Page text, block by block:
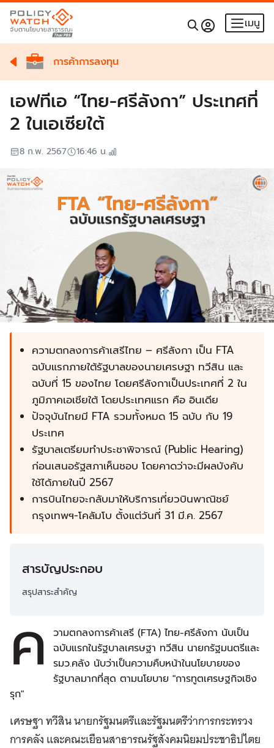
เมนู
การค้าการลงทุน
เอฟทีเอ “ไทย-ศรีลังกา” ประเทศที่
2 ในเอเซียใต้
8 ก.พ. 2567 16:46 น.
ความตกลงการค้าเสรีไทย – ศรีลังกา เป็น FTA
ฉบับแรกภายใต้รัฐบาลของนายเศรษฐา ทวีสิน และ
ฉบับที่ 15 ของไทย โดยศรีลังกาเป็นประเทศที่ 2 ใน
ภูมิภาคเอเชียใต้ โดยประเทศแรก คือ อินเดีย
ปัจจุบันไทยมี FTA รวมทั้งหมด 15 ฉบับ กับ 19
ประเทศ
รัฐบาลเตรียมทำประชาพิจารณ์ (Public Hearing)
ก่อนเสนอรัฐสภาเห็นชอบ โดยคาดว่าจะมีผลบังคับ
ใช้ได้ภายในปี 2567
การบินไทยจะกลับมาให้บริการเที่ยวบินพาณิชย์
กรุงเทพฯ-โคลัมโบ ตั้งแต่วันที่ 31 มี.ค. 2567
สารบัญประกอบ
สรุปสาระสำคัญ
ค
วามตกลงการค้าเสรี (FTA) ไทย-ศรีลังกา นับเป็น
ฉบับแรกในรัฐบาลเศรษฐา ทวีสิน นายกรัฐมนตรีและ
รมว.คลัง นับว่าเป็นความคืบหน้าในนโยบายของ
รัฐบาลมากที่สุด ตามนโยบาย "การทูตเศรษฐกิจเชิง
รุก"
เศรษฐา ทวีสิน นายกรัฐมนตรีและรัฐมนตรีว่าการกระทรวง
การคลัง และคณะเยือนสาธารณรัฐสังคมนิยมประชาธิปไตย